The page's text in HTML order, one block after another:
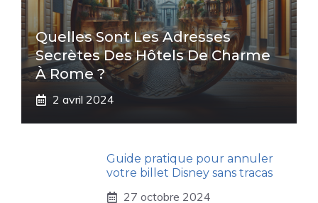
Quelles Sont Les Adresses
Secrètes Des Hôtels De Charme
À Rome ?
2 avril 2024
Guide pratique pour annuler
votre billet Disney sans tracas
27 octobre 2024